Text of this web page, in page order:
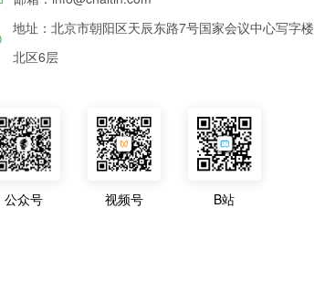
地址：北京市朝阳区天辰东路7号国家会议中心写字楼
北区6层
公众号 视频号 B站